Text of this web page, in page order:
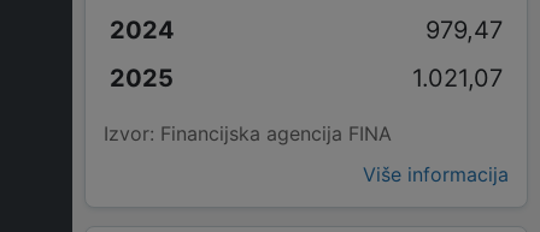
979,47
1.021,07
Izvor: Financijska agencija FINA
Više informacija